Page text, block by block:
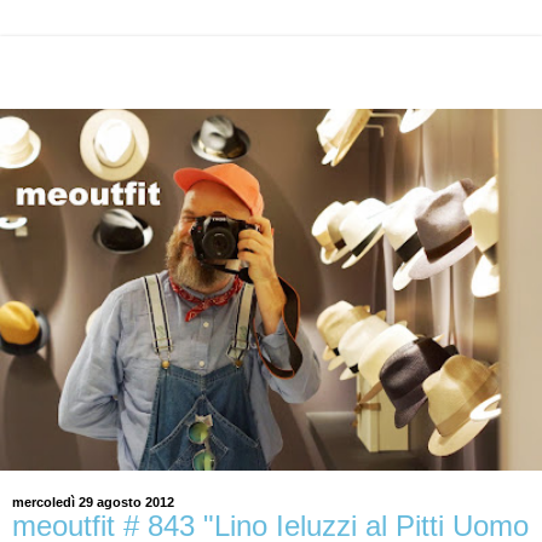
mercoledì 29 agosto 2012
meoutfit # 843 "Lino Ieluzzi al Pitti Uomo